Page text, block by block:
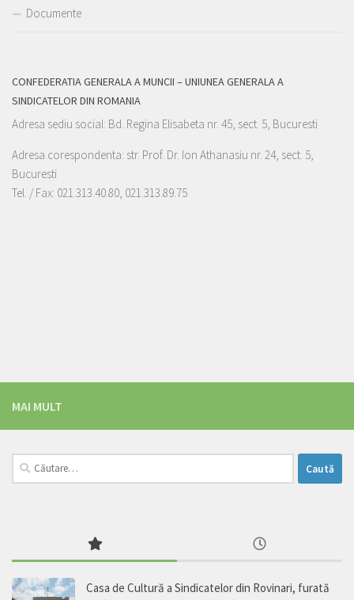
Documente
CONFEDERATIA GENERALA A MUNCII – UNIUNEA GENERALA A
SINDICATELOR DIN ROMANIA
Adresa sediu social: Bd. Regina Elisabeta nr. 45, sect. 5, Bucuresti
Adresa corespondenta: str. Prof. Dr. Ion Athanasiu nr. 24, sect. 5,
Bucuresti
Tel. / Fax: 021.313.40.80, 021.313.89.75
MAI MULT
Caută
după:
Casa de Cultură a Sindicatelor din Rovinari, furată